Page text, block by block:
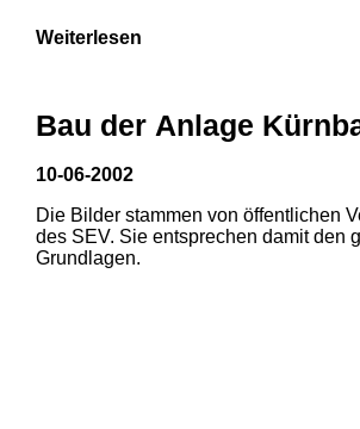
Weiterlesen
Bau der Anlage
10-06-2002
Die Bilder stammen von öffentlichen
des SEV. Sie entsprechen damit den
Grundlagen.